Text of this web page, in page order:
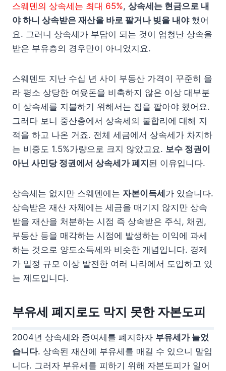
스웨덴의 상속세는 최대 65%, 상속세는 현금으로 내
야 하니 상속받은 재산을 바로 팔거나 빚을 내야했어
요. 그러니 상속세가 부담이 되는 것이 엄청난 상속을
받은 부유층의 경우만이 아니었지요.
스웨덴도 지난 수십 년 사이 부동산 가격이 꾸준히 올
라 평소 상당한 여윳돈을 비축하지 않은 이상 대부분
이 상속세를 지불하기 위해서는 집을 팔아야 했어요.
그러다 보니 중산층에서 상속세의 불합리에 대해 지
적을 하고 나온 거죠. 전체 세금에서 상속세가 차지하
는 비중도 1.5%가량으로 크지 않았고요. 보수 정권이
아닌 사민당 정권에서 상속세가 폐지된 이유입니다.
상속세는 없지만 스웨덴에는 자본이득세가 있습니다.
상속받은 재산 자체에는 세금을 매기지 않지만 상속
받을 재산을 처분하는 시점 즉 상속받은 주식, 채권,
부동산 등을 매각하는 시점에 발생하는 이익에 과세
하는 것으로 양도소득세와 비슷한 개념입니다. 경제
가 일정 규모 이상 발전한 여러 나라에서 도입하고 있
는 제도입니다.
부유세 폐지로도 막지 못한 자본도피
2004년 상속세와 증여세를 폐지하자 부유세가 늘었
습니다. 상속된 재산에 부유세를 매길 수 있으니 말입
니다. 그러자 부유세를 피하기 위해 자본도피가 일어